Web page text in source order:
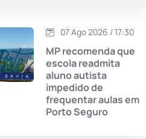
(49)
Basílio
07 Ago 2026 / 17:30
MP recomenda que
escola readmita
aluno autista
impedido de
frequentar aulas em
Porto Seguro